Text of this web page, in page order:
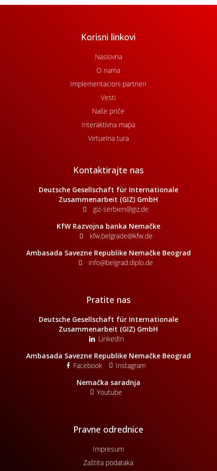
Korisni linkovi
Naslovna
O nama
Implementacioni partneri
Vesti
Naše priče
Interaktivna mapa
Virtuelna tura
Kontaktirajte nas
Deutsche Gesellschaft für Internationale
Zusammenarbeit (GIZ) GmbH
giz-serbien@giz.de
KfW Razvojna banka Nemačke
kfw.belgrade@kfw.de
Ambasada Savezne Republike Nemačke Beograd
info@belgrad.diplo.de
Pratite nas
Deutsche Gesellschaft für Internationale
Zusammenarbeit (GIZ) GmbH
LinkedIn
Ambasada Savezne Republike Nemačke Beograd
Facebook
Instagram
Nemačka saradnja
Youtube
Pravne odrednice
Impresum
Zaštita podataka